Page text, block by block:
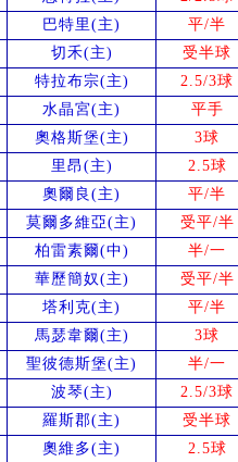
巴特里(主)
平/半
切禾(主) 受半球
特拉布宗(主)
2.5/3球
水晶宮(主)
平手
奧格斯堡(主)
3球
里昂(主)
2.5球
奧爾良(主)
平/半
莫爾多維亞(主) 受平/半
柏雷素爾(中)
半/一
華歷簡奴(主) 受平/半
塔利克(主)
平/半
馬瑟韋爾(主)
3球
聖彼德斯堡(主)
半/一
波琴(主)
2.5/3球
羅斯郡(主) 受半球
奧維多(主)
2.5球